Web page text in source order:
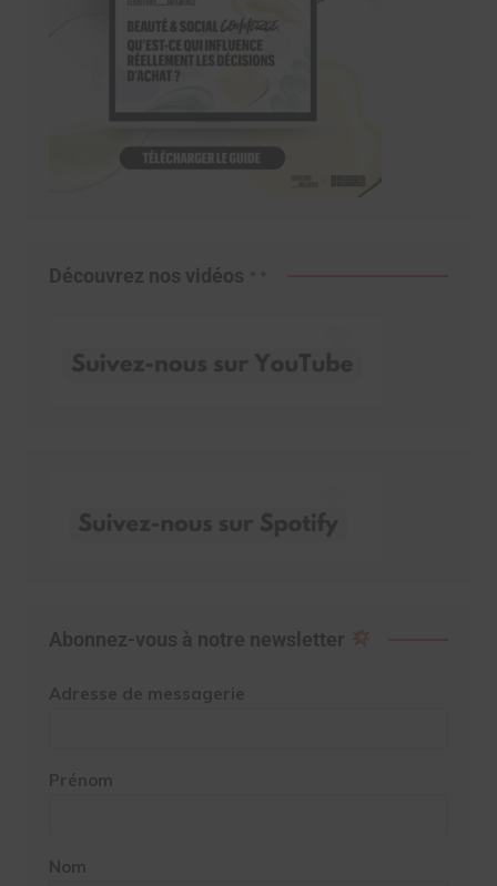
Découvrez nos vidéos
Abonnez-vous à notre newsletter
Adresse de messagerie
Prénom
Nom